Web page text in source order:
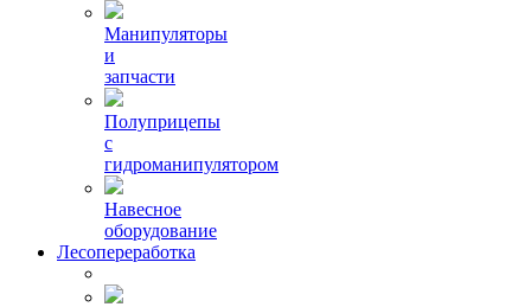
Манипуляторы
и
запчасти
Полуприцепы
с
гидроманипулятором
Навесное
оборудование
Лесопереработка